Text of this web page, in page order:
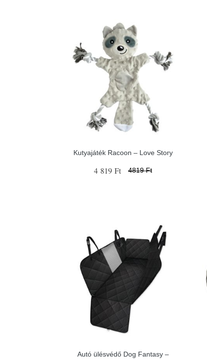
Kutyajáték Racoon – Love Story
4 819 Ft 4819 Ft
Autó ülésvédő Dog Fantasy –